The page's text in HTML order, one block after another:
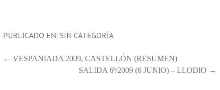
PUBLICADO EN:SIN CATEGORÍA
NAVEGACIÓN
← VESPANIADA 2009, CASTELLÓN (RESUMEN)
SALIDA 6ª/2009 (6 JUNIO) – LLODIO →